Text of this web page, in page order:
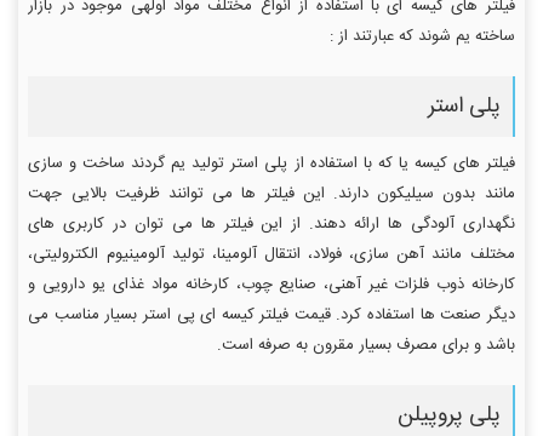
فیلتر های کیسه ای با استفاده از انواع مختلف مواد اولهی موجود در بازار
ساخته یم شوند که عبارتند از :
پلی استر
فیلتر های کیسه یا که با استفاده از پلی استر تولید یم گردند ساخت و سازی
مانند بدون سیلیکون دارند. این فیلتر ها می توانند ظرفیت بالایی جهت
نگهداری آلودگی ها ارائه دهند. از این فیلتر ها می توان در کاربری های
مختلف مانند آهن سازی، فولاد، انتقال آلومینا، تولید آلومینیوم الکترولیتی،
کارخانه ذوب فلزات غیر آهنی، صنایع چوب، کارخانه مواد غذای یو دارویی و
دیگر صنعت ها استفاده کرد. قیمت فیلتر کیسه ای پی استر بسیار مناسب می
باشد و برای مصرف بسیار مقرون به صرفه است.
پلی پروپیلن